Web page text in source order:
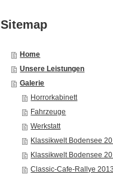
Sitemap
Home
Unsere Leistungen
Galerie
Horrorkabinett
Fahrzeuge
Werkstatt
Klassikwelt Bodensee
Klassikwelt Bodensee
Classic-Cafe-Rallye